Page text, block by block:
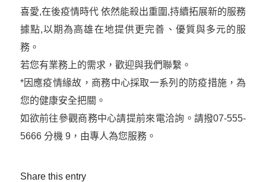
喜愛,在後疫情時代 依然能殺出重圍,持續拓展新的服務
據點,以期為高雄在地提供更完善、優質與多元的服
務。
若您有業務上的需求，歡迎與我們聯繫。
*因應疫情緣故，商務中心採取一系列的防疫措施，為
您的健康安全把關。
如欲前往參觀商務中心請提前來電洽詢。請撥07-555-
5666 分機 9，由專人為您服務。
Share this entry